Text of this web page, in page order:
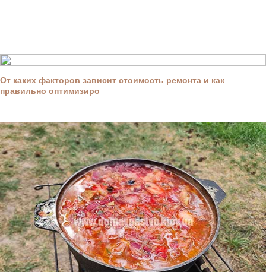
От каких факторов зависит стоимость ремонта и как
правильно оптимизиро